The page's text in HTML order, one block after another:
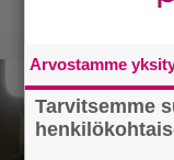
Arvostamme
Tarvitsemme